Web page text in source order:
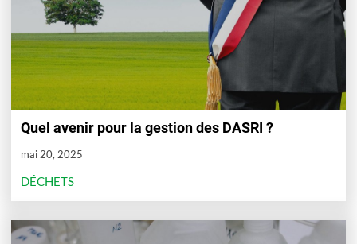
Quel avenir pour la gestion des DASRI ?
mai 20, 2025
DÉCHETS